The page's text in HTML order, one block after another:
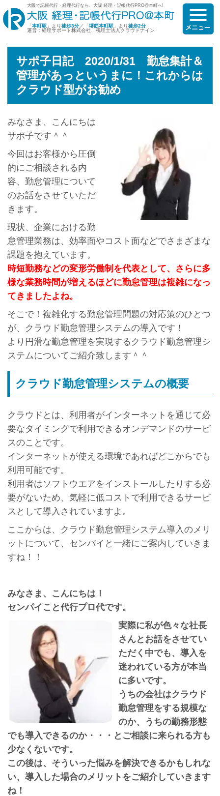
大阪で記帳代行・経理代行なら、大阪 経理・記帳代行PRO@本町へ!
「本町駅 」より徒歩3分／「堺筋本町駅 」より徒歩2分
運営：経理サポート株式会社、税理士法人クラウドナイン
サポ子日記 2020/1/31 勤怠集計＆
管理があっというまに！これからは
クラウド型がお勧め
みなさま、こんにちは
サポ子です＾＾
今回はお客様から圧倒
的にご相談される内
容、勤怠管理について
のお話をさせていただ
きます。
現状、企業における勤
怠管理業務は、効率面やコスト面などでさまざまな
課題を抱えています。
時短勤務などの変形労働制を代表として、さらに多
様な業務時間が増えるほどに勤怠管理は複雑になっ
てきましたよね。
そこで！複雑化する勤怠管理問題の対応策のひとつ
が、クラウド勤怠管理システムの導入です！
より円滑な勤怠管理を実現するクラウド勤怠管理シ
ステムについてご紹介致します＾＾
クラウド勤怠管理システムの概要
クラウドとは、利用者がインターネットを通じて必
要なタイミングで利用できるオンデマンドのサービ
スのことです。
インターネットが使える環境であればどこからでも
利用可能です。
利用者はソフトウエアをインストールしたりする必
要がないため、気軽に低コストで利用できるサービ
スとして導入されていますよ。
ここからは、クラウド勤怠管理システム導入のメリ
ットについて、センパイと一緒にご案内していきま
すね！！
みなさま、こんにちは！
センパイこと代行プロ代です。
実際に私が色々な社長
さんとお話をさせてい
ただく中でも、導入を
迷われている方が本当
に多いです。
うちの会社はクラウド
勤怠管理をする規模な
のか、うちの勤務形態
でも導入できるのか・・・とご相談に来られる方も
少なくないです。
この後は、そういった悩みを解決できるかもしれな
い、導入した場合のメリットをご紹介していきます
ね！